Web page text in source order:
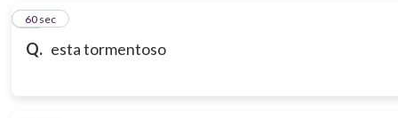
Q. esta tormentoso
20
60 sec